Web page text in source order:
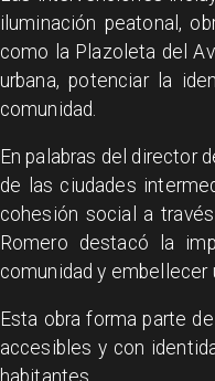
iluminación peatonal,
como la Plazoleta del
urbana, potenciar la
comunidad.
En palabras del director
de las ciudades
cohesión social a
Romero destacó la
comunidad y embellecer
Esta obra forma parte
accesibles y con